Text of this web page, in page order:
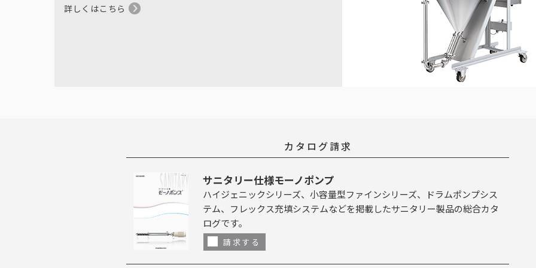
詳しくはこちら
カタログ請求
サニタリー仕様モーノポンプ
ハイジェニックシリーズ、小容量型ファインシリーズ、ドラムポンプシス
テム、フレックス充填システムなどを掲載したサニタリー製品の総合カタ
ログです。
請求する